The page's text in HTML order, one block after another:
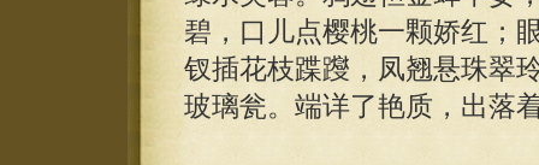
碧，口儿点樱桃一颗娇红；
钗插花枝蹀躞，凤翘悬珠翠
玻璃瓮。端详了艳质，出落